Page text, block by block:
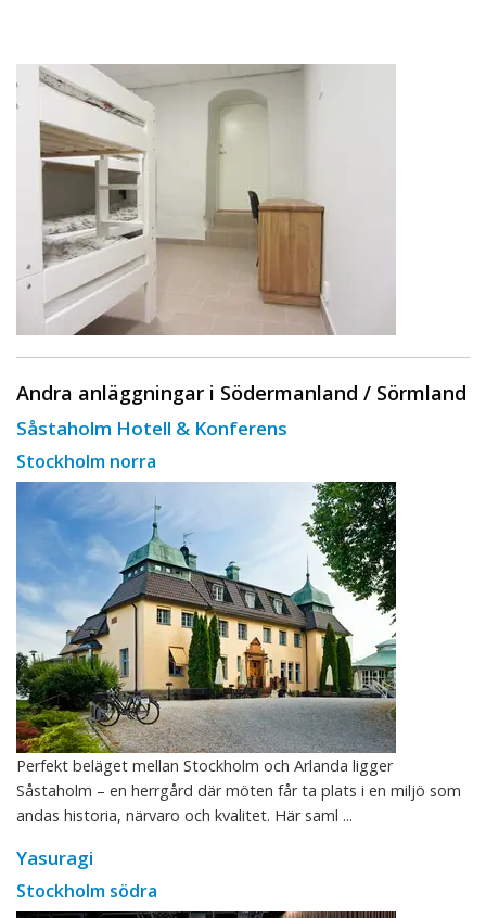
Andra anläggningar i Södermanland / Sörmland
Såstaholm Hotell & Konferens
Stockholm norra
Perfekt beläget mellan Stockholm och Arlanda ligger
Såstaholm – en herrgård där möten får ta plats i en miljö som
andas historia, närvaro och kvalitet. Här saml ...
Yasuragi
Stockholm södra